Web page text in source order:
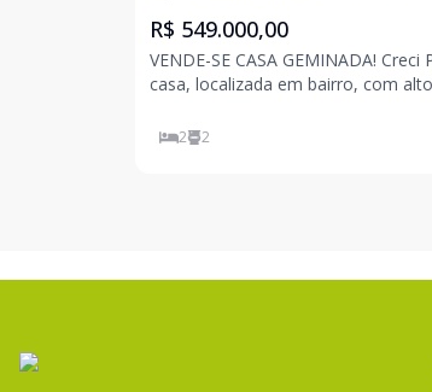
R$ 549.000,00
VENDE-SE CASA GEMINADA! Creci PJ 5518
casa, localizada em bairro, com
centro da cidade, posicionada em
2 2